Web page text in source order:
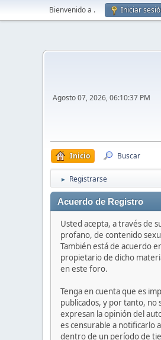
Bienvenido a . Iniciar
Agosto 07, 2026, 06:10:37 PM
Inicio Buscar
► Registrarse
Acuerdo de Registro
Usted acepta, a través de
profano, de contenido
También está de acuerdo
propietario de dicho
en este foro.
Tenga en cuenta que es
publicados, y por tanto, no
expresan la opinión del
es censurable a notificarlo
dentro de un período de